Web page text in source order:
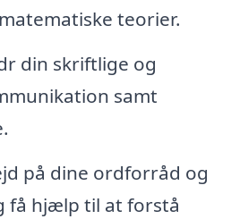
teorier.
din skriftlige og
samt
på dine ordforråd og
få hjælp til at forstå